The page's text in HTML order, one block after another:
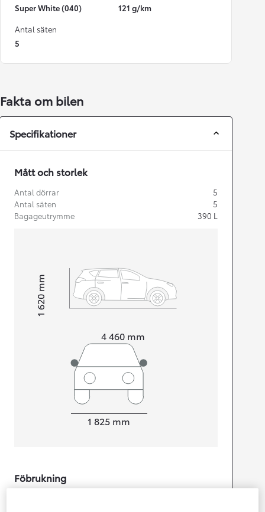
Super White (040)
121 g/km
Antal säten
5
Fakta om bilen
Specifikationer
Mått och storlek
Antal dörrar
5
Antal säten
5
Bagageutrymme
390 L
Length
4 460 mm
Height1 620
mm
Width
1 825 mm
Föbrukning